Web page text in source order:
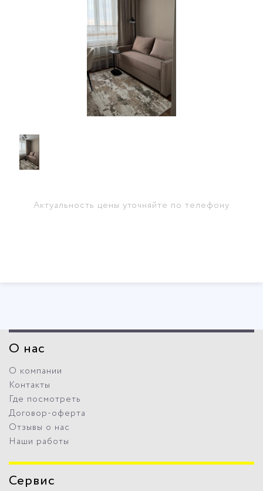
Актуальность цены уточняйте по телефону
О нас
О компании
Контакты
Где посмотреть
Договор-оферта
Отзывы о нас
Наши работы
Сервис